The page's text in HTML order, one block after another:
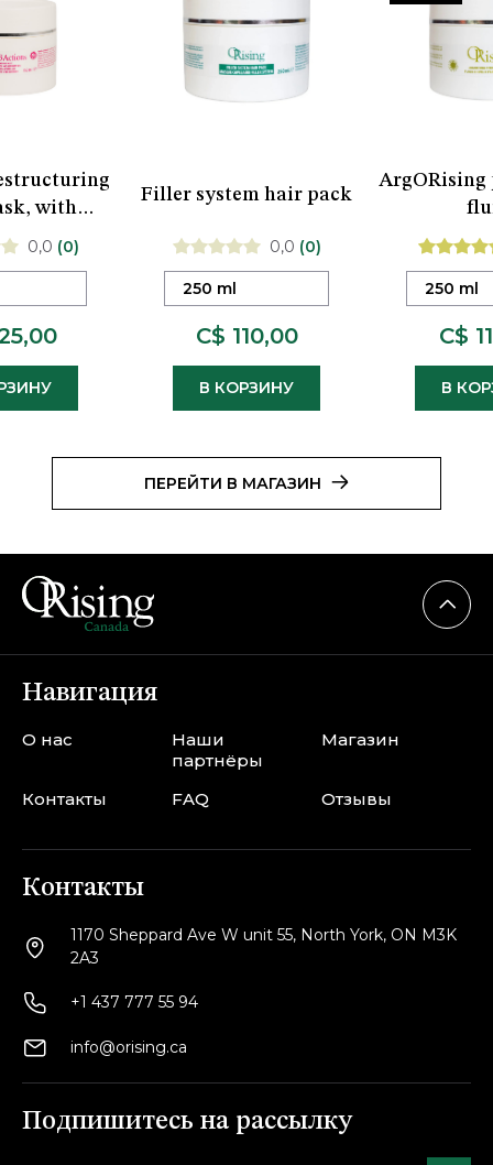
with
and
0,0 (0)
Filler system hair pack
0,0 (0)
250 ml
C$ 110,00
В КОРЗИНУ
ArgORising
250 ml
C$
В
ПЕРЕЙТИ В МАГАЗИН
Навигация
О нас
Наши
партнёры
Магазин
Контакты FAQ Отзывы
Контакты
1170 Sheppard Ave W unit 55, North York, ON M3K
2A3
+1 437 777 55 94
info@orising.ca
Подпишитесь на рассылку